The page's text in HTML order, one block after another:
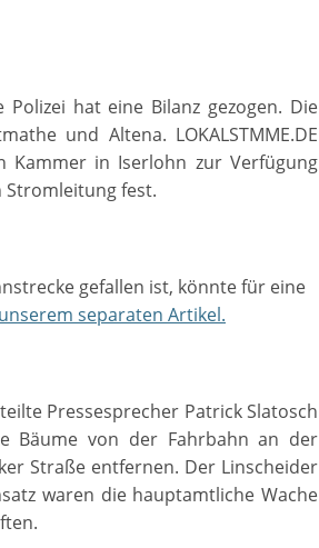
hat eine Bilanz gezogen. Die
und Altena. LOKALSTMME.DE
Kammer in Iserlohn zur Verfügung
Stromleitung fest.
gefallen ist, könnte für eine
separaten Artikel.
Pressesprecher Patrick Slatosch
Bäume von der Fahrbahn an der
Straße entfernen. Der Linscheider
waren die hauptamtliche Wache